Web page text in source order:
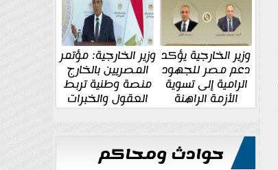
وزير الخارجية يؤكد
دعم مصر للجهود
الرامية إلى تسوية
الأزمة الراهنة
وزير الخارجية: مؤتمر
المصريين بالخارج
منصة وطنية تربط
العقول والخبرات
المصرية بالدولة
حوادث ومحاكم